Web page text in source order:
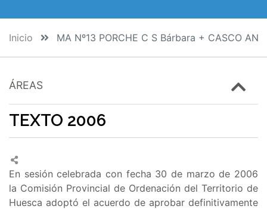
Inicio MA Nº13 PORCHE C S Bárbara + CASCO
ÁREAS
TEXTO 2006
En sesión celebrada con fecha 30 de marzo de 2006
la Comisión Provincial de Ordenación del Territorio de
Huesca adoptó el acuerdo de aprobar definitivamente